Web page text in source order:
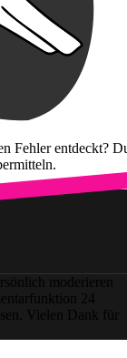
Fehler entdeckt?
moderieren
24
Vielen Dank für